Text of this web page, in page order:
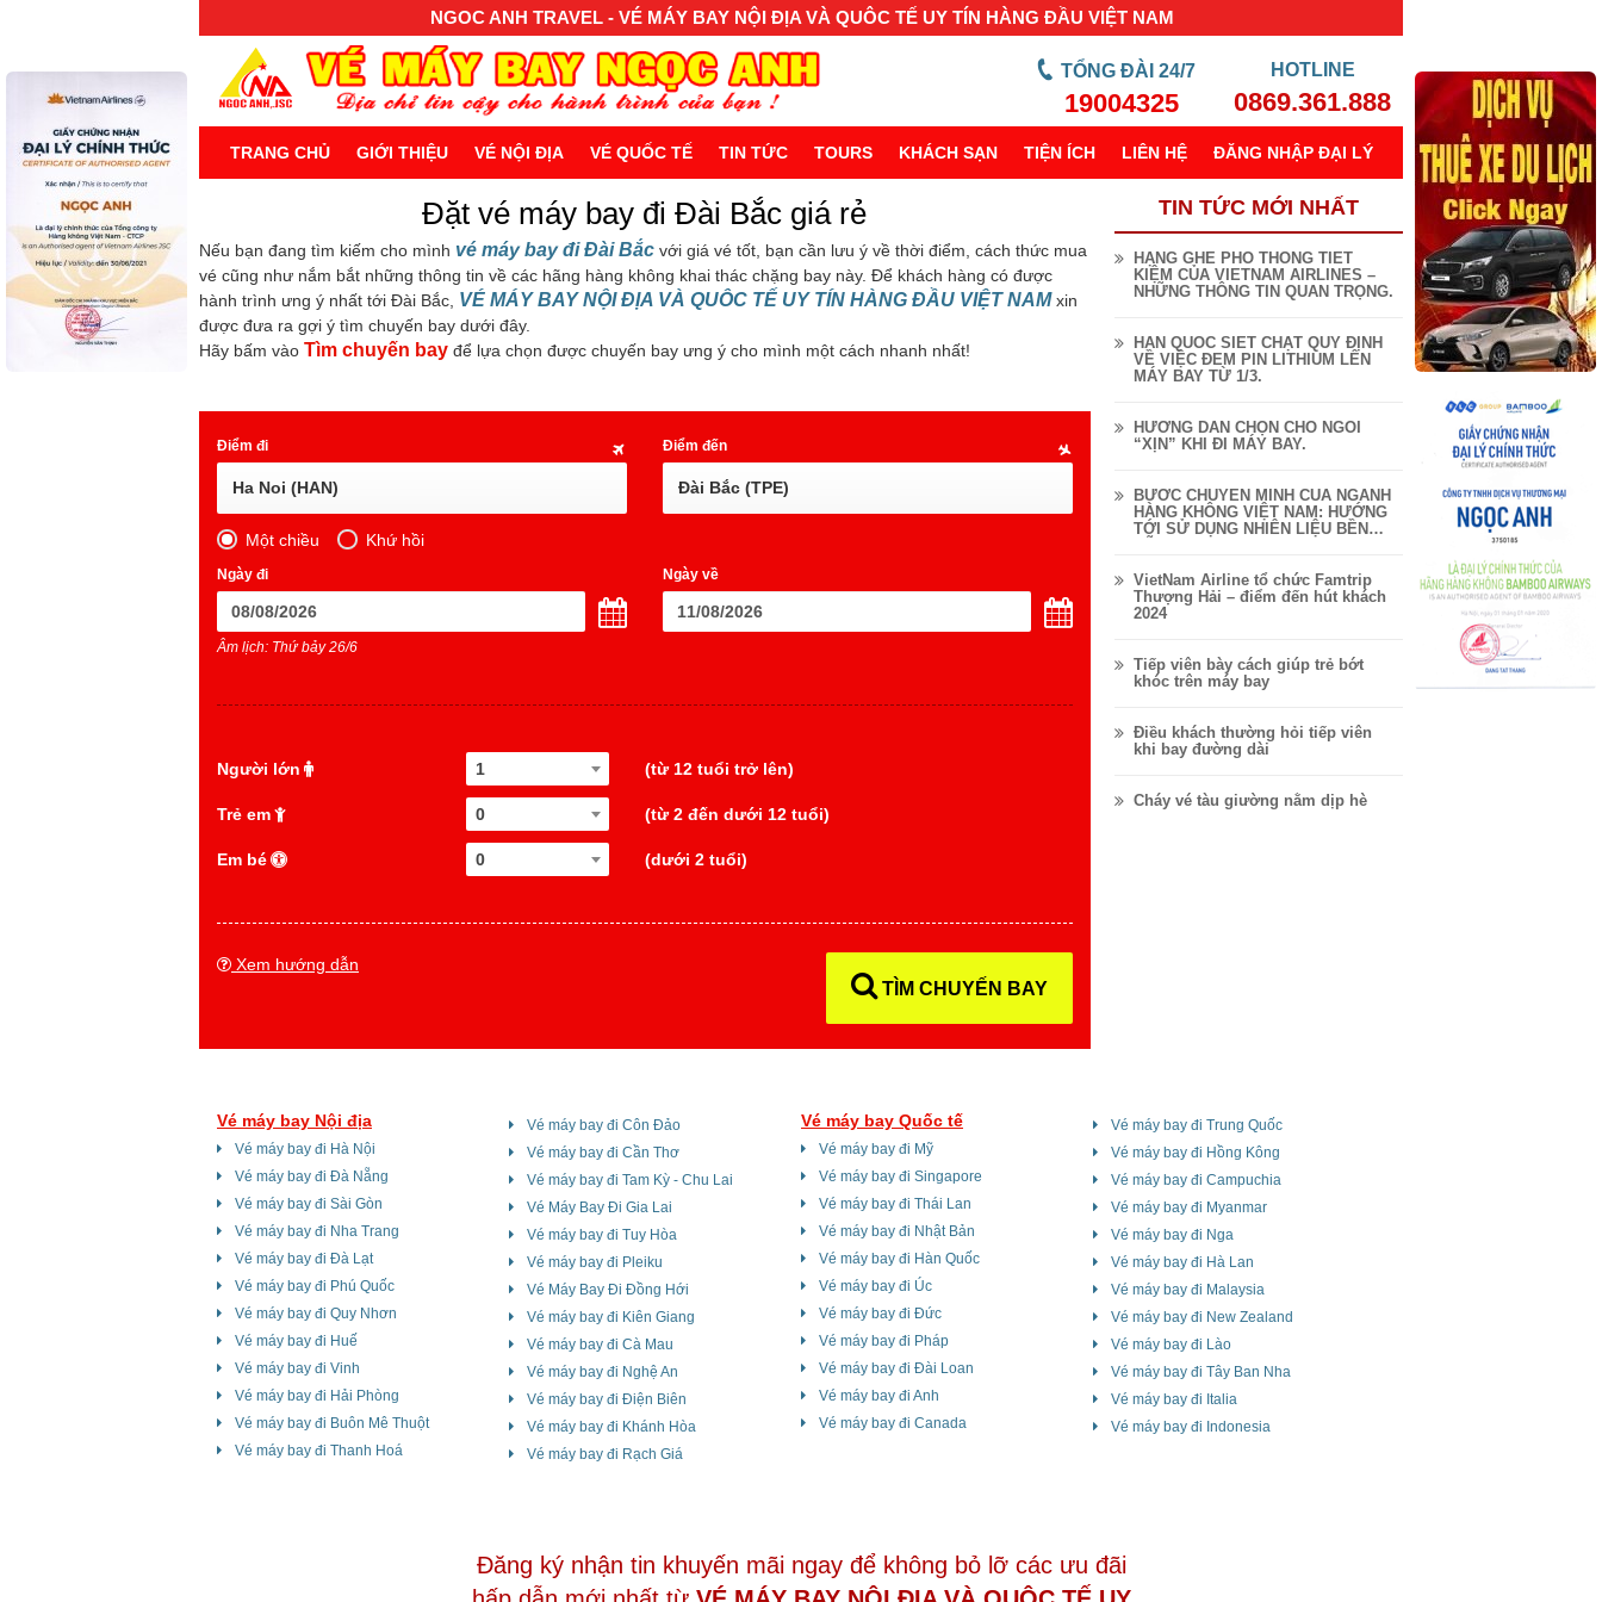
NGOC ANH TRAVEL - VÉ MÁY BAY NỘI ĐỊA VÀ QUÔC TẾ UY TÍN HÀNG ĐẦU VIỆT NAM
TỔNG ĐÀI 24/7
19004325 0869.361.888
TRANG CHỦ GIỚI THIỆU VÉ NỘI ĐỊA VÉ QUỐC TẾ TIN TỨC TOURS KHÁCH SẠN TIỆN ÍCH LIÊN HỆ ĐĂNG NHẬP ĐẠI LÝ
Đặt vé máy bay đi Đài Bắc giá rẻ
Nếu bạn đang tìm kiếm cho mình vé máy bay đi Đài Bắc với giá vé tốt, bạn cần lưu ý về thời điểm, cách thức mua
vé cũng như nắm bắt những thông tin về các hãng hàng không khai thác chặng bay này. Để khách hàng có được
hành trình ưng ý nhất tới Đài Bắc, VÉ MÁY BAY NỘI ĐỊA VÀ QUÔC TẾ UY TÍN HÀNG ĐẦU VIỆT NAMxin
được đưa ra gợi ý tìm chuyến bay dưới đây.
Hãy bấm vào Tìm chuyến bay để lựa chọn được chuyến bay ưng ý cho mình một cách nhanh nhất!
Điểm đi
Ha Noi (HAN)
Điểm đến
Đài Bắc (TPE)
Một chiều Khứ hồi
Ngày đi
Âm lịch: Thứ bảy 26/6
Ngày về
Người lớn 1 (từ 12 tuổi trở lên)
Trẻ em 0 (từ 2 đến dưới 12 tuổi)
Em bé 0 (dưới 2 tuổi)
Xem hướng dẫn
TÌM CHUYẾN BAY
TIN TỨC MỚI NHẤT
HẠNG GHẾ PHỔ THÔNG TIẾT
KIỆM CỦA VIETNAM AIRLINES –
NHỮNG THÔNG TIN QUAN TRỌNG.
HÀN QUỐC SIẾT CHẶT QUY ĐỊNH
VỀ VIỆC ĐEM PIN LITHIUM LÊN
MÁY BAY TỪ 1/3.
HƯỚNG DẪN CHỌN CHỖ NGỒI
“XỊN” KHI ĐI MÁY BAY.
BƯỚC CHUYỂN MÌNH CỦA NGÀNH
HÀNG KHÔNG VIỆT NAM: HƯỚNG
TỚI SỬ DỤNG NHIÊN LIỆU BỀN
VietNam Airline tổ chức Famtrip
Thượng Hải – điểm đến hút khách
2024
Tiếp viên bày cách giúp trẻ bớt
khóc trên máy bay
Điều khách thường hỏi tiếp viên
khi bay đường dài
Cháy vé tàu giường nằm dịp hè
Vé máy bay Nội địa
Vé máy bay đi Hà Nội
Vé máy bay đi Đà Nẵng
Vé máy bay đi Sài Gòn
Vé máy bay đi Nha Trang
Vé máy bay đi Đà Lạt
Vé máy bay đi Phú Quốc
Vé máy bay đi Quy Nhơn
Vé máy bay đi Huế
Vé máy bay đi Vinh
Vé máy bay đi Hải Phòng
Vé máy bay đi Buôn Mê Thuột
Vé máy bay đi Thanh Hoá
Vé máy bay đi Côn Đảo
Vé máy bay đi Cần Thơ
Vé máy bay đi Tam Kỳ - Chu Lai
Vé Máy Bay Đi Gia Lai
Vé máy bay đi Tuy Hòa
Vé máy bay đi Pleiku
Vé Máy Bay Đi Đồng Hới
Vé máy bay đi Kiên Giang
Vé máy bay đi Cà Mau
Vé máy bay đi Nghệ An
Vé máy bay đi Điện Biên
Vé máy bay đi Khánh Hòa
Vé máy bay đi Rạch Giá
Vé máy bay Quốc tế
Vé máy bay đi Mỹ
Vé máy bay đi Singapore
Vé máy bay đi Thái Lan
Vé máy bay đi Nhật Bản
Vé máy bay đi Hàn Quốc
Vé máy bay đi Úc
Vé máy bay đi Đức
Vé máy bay đi Pháp
Vé máy bay đi Đài Loan
Vé máy bay đi Anh
Vé máy bay đi Canada
Vé máy bay đi Trung Quốc
Vé máy bay đi Hồng Kông
Vé máy bay đi Campuchia
Vé máy bay đi Myanmar
Vé máy bay đi Nga
Vé máy bay đi Hà Lan
Vé máy bay đi Malaysia
Vé máy bay đi New Zealand
Vé máy bay đi Lào
Vé máy bay đi Tây Ban Nha
Vé máy bay đi Italia
Vé máy bay đi Indonesia
Đăng ký nhận tin khuyến mãi ngay để không bỏ lỡ các ưu đãi